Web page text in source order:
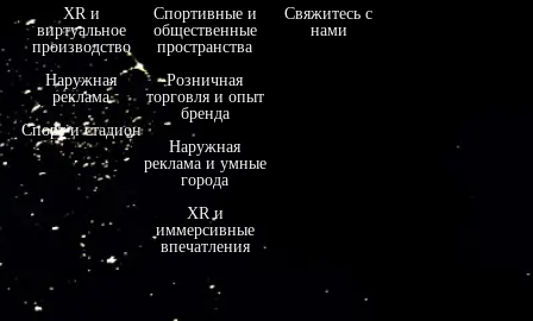
XR и
виртуальное
производство
Наружная
реклама
Спорт и стадион
Спортивные и
общественные
пространства
Розничная
торговля и опыт
бренда
Наружная
реклама и умные
города
XR и
иммерсивные
впечатления
Свяжитесь с
нами